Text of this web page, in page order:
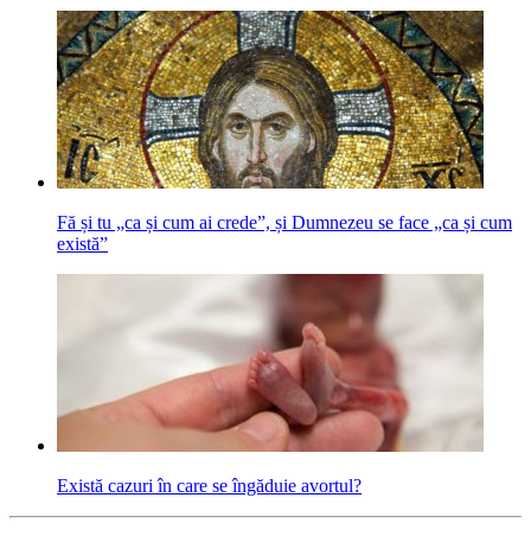
Fă și tu „ca și cum ai crede”, și Dumnezeu se face „ca și cum
există”
Există cazuri în care se îngăduie avortul?